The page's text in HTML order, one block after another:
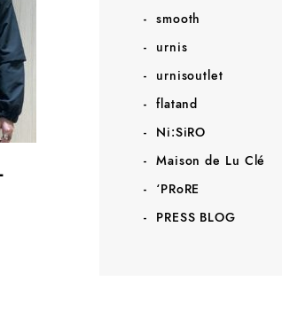
smooth
urnis
urnisoutlet
flatand
Ni:SiRO
Maison de Lu Clé
‘PRoRE
PRESS BLOG